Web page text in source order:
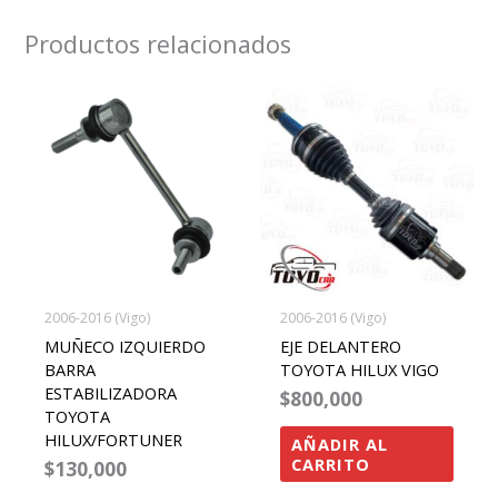
Productos relacionados
2006-2016 (Vigo)
MUÑECO IZQUIERDO
BARRA
ESTABILIZADORA
TOYOTA
HILUX/FORTUNER
$130,000
2006-2016 (Vigo)
EJE DELANTERO
TOYOTA HILUX VIGO
$800,000
AÑADIR AL
CARRITO